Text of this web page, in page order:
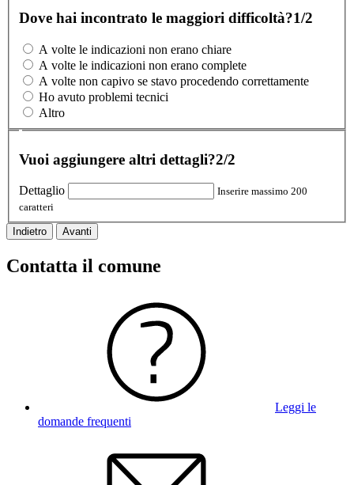
Dove hai incontrato le maggiori difficoltà?1/2
A volte le indicazioni non erano chiare
A volte le indicazioni non erano complete
A volte non capivo se stavo procedendo correttamente
Ho avuto problemi tecnici
Altro
Vuoi aggiungere altri dettagli?2/2
Dettaglio
Inserire massimo 200
caratteri
Indietro Avanti
Contatta il comune
Leggi le
domande frequenti